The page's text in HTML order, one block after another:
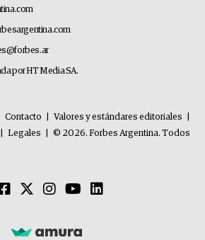
por HT Media SA.
Contacto Valores y estándares editoriales
Legales
© 2026. Forbes Argentina. Todos